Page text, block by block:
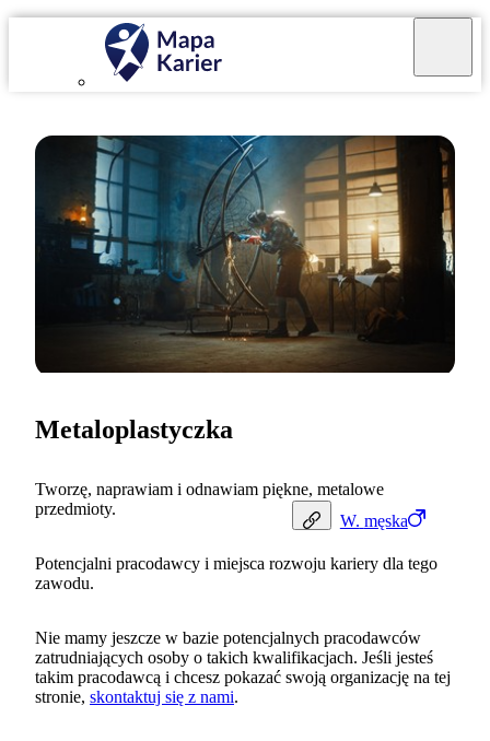
W. męska
Metaloplastyczka
Tworzę, naprawiam i odnawiam piękne, metalowe
przedmioty.
Potencjalni pracodawcy i miejsca rozwoju kariery dla tego
zawodu.
Nie mamy jeszcze w bazie potencjalnych pracodawców
zatrudniających osoby o takich kwalifikacjach. Jeśli jesteś
takim pracodawcą i chcesz pokazać swoją organizację na tej
stronie, skontaktuj się z nami.